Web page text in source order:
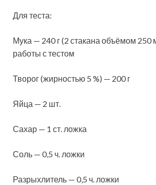
Для теста:
Мука — 240 г (2 стакана объёмом 250
работы с тестом
Творог (жирностью 5 %) — 200 г
Яйца — 2 шт.
Сахар — 1 ст. ложка
Соль — 0,5 ч. ложки
Разрыхлитель — 0,5 ч. ложки